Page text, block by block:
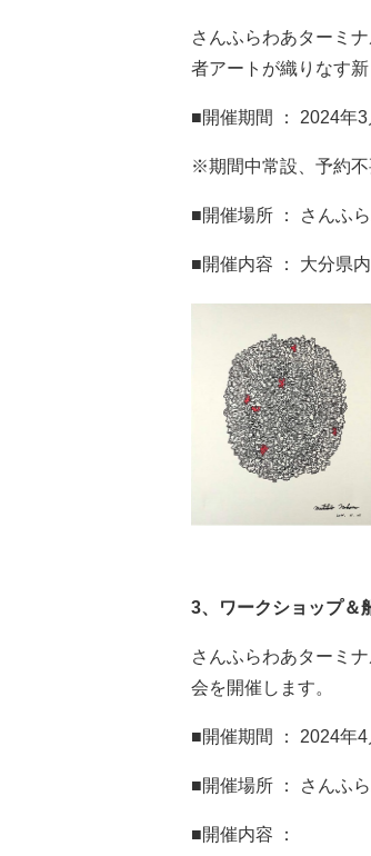
さんふらわあターミ
者アートが織りなす
■開催期間 ： 2024年
※期間中常設、予約
■開催場所 ： さんふ
■開催内容 ： 大分県
3、ワークショップ＆
さんふらわあターミ
会を開催します。
■開催期間 ： 2024年4
■開催場所 ： さんふ
■開催内容 ：